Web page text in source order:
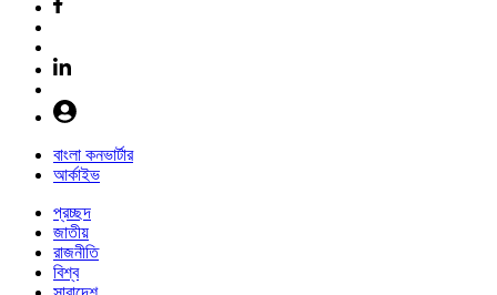
বাংলা কনভার্টার
আর্কাইভ
প্রচ্ছদ
জাতীয়
রাজনীতি
বিশ্ব